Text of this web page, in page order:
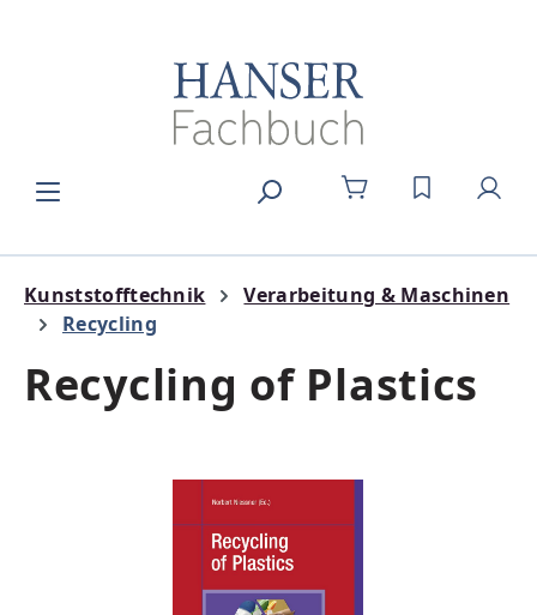
DU HAST 0
Kunststofftechnik
Verarbeitung & Maschinen
Recycling
Recycling of Plastics
Bildergalerie überspringen